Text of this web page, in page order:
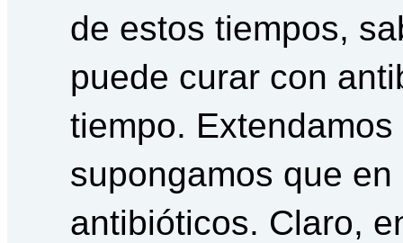
de estos tiempos,
puede curar con
tiempo.
supongamos que
antibióticos. Claro,